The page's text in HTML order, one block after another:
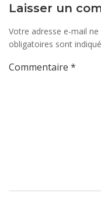
Laisser un
Votre adresse e-mail ne
obligatoires sont
Commentaire *